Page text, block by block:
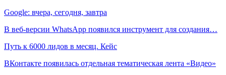
Google: вчера, сегодня, завтра
В веб-версии WhatsApp появился инструмент для создания…
Путь к 6000 лидов в месяц. Кейс
ВКонтакте появилась отдельная тематическая лента «Видео»